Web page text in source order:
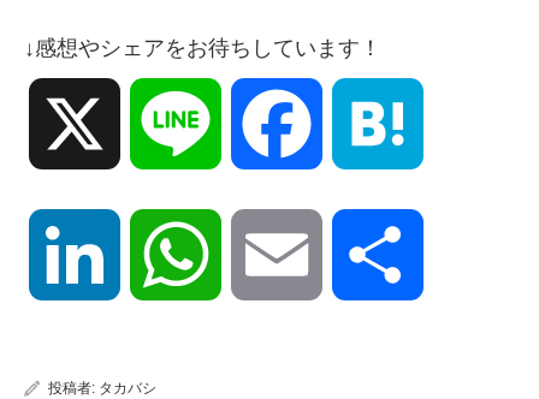
↓感想やシェアをお待ちしています！
Line Facebook
LinkedIn WhatsApp Email
投稿者: タカバシ